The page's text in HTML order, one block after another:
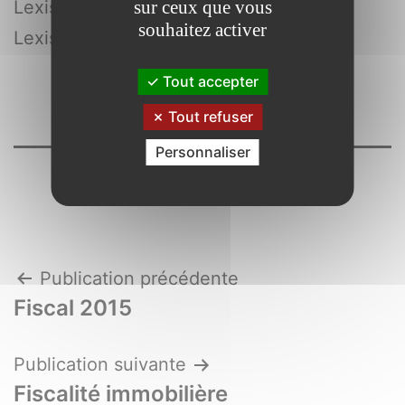
LexisNexis
Lexis Pratique
Navigation
de
l’article
Publication précédente
Fiscal 2015
Publication suivante
Fiscalité immobilière
sur ceux que vous
souhaitez activer
Tout accepter
Tout refuser
Personnaliser